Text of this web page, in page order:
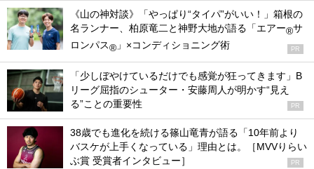
《山の神対談》「やっぱり“タイパ”がいい！」箱根の
名ランナー、柏原竜二と神野大地が語る「エアー®サ
ロンパス® 」×コンディショニング術 PR
「少しぼやけているだけでも感覚が狂ってきます」B
リーグ屈指のシューター・安藤周人が明かす“見え
る”ことの重要性
PR
38歳でも進化を続ける篠山竜青が語る「10年前より
バスケが上手くなっている」理由とは。［MVVりらい
ぶ賞 受賞者インタビュー］
PR